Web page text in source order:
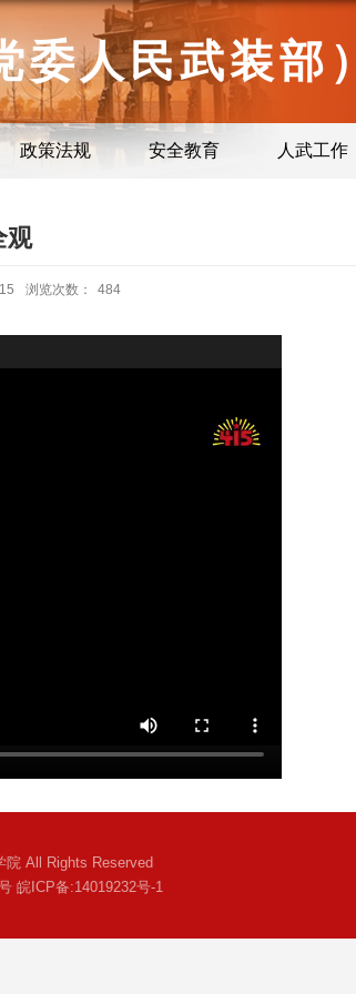
委人民武装部）
政策法规 安全教育 人武工作
观
浏览次数： 484
院 All Rights Reserved
皖ICP备:14019232号-1